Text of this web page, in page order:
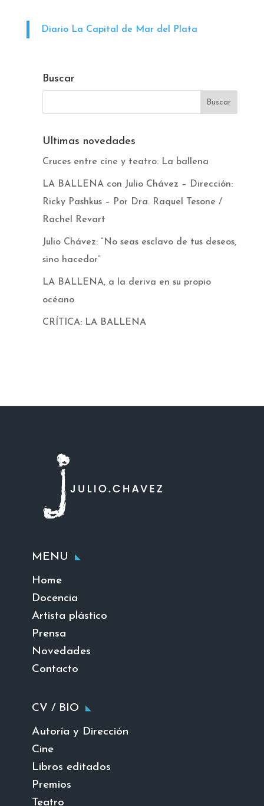
Diario La Capital de Mar del Plata
Buscar
Ultimas novedades
Cruces entre cine y teatro: La ballena
LA BALLENA con Julio Chávez – Dirección:
Ricky Pashkus – Por Dra. Raquel Tesone /
Rachel Revart
Julio Chávez: “No seas esclavo de tus deseos,
sino hacedor”
LA BALLENA, a la deriva en su propio
océano
CRÍTICA: LA BALLENA
MENU
Home
Docencia
Artista plástico
Prensa
Novedades
Contacto
CV / BIO
Autoría y Dirección
Cine
Libros editados
Premios
Teatro